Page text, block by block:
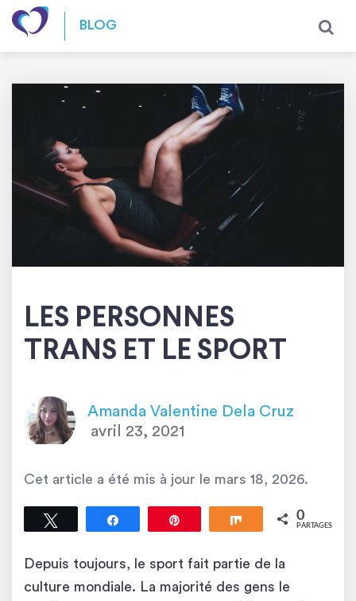
Skip to content
BLOG
LES PERSONNES
TRANS ET LE SPORT
Amanda Valentine Dela Cruz
avril 23, 2021
Cet article a été mis à jour le mars 18, 2026.
Partagez Partagez 0
PARTAGES
Depuis toujours, le sport fait partie de la
culture mondiale. La majorité des gens le